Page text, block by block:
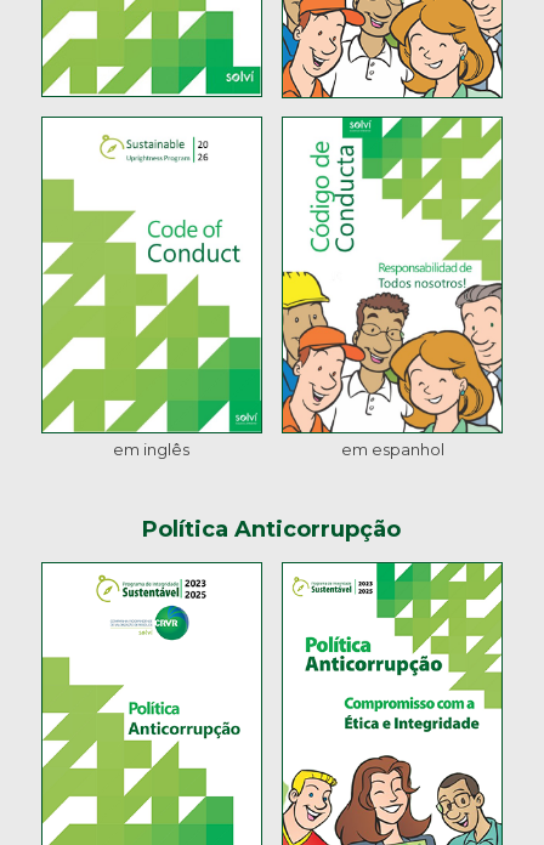
em inglês em espanhol
Política Anticorrupção